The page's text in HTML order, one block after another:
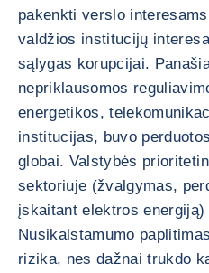
pakenkti verslo
valdžios institucijų
sąlygas korupcijai.
nepriklausomos
energetikos,
institucijas, buvo
globai. Valstybės
sektoriuje (žvalgymas,
įskaitant elektros
Nusikalstamumo
rizika, nes dažnai trukdo